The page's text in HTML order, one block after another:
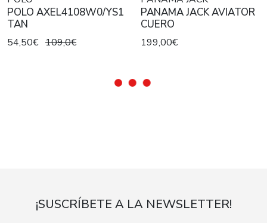
POLO AXEL4108W0/YS1
TAN
54,50€ 109,0€
PANAMA JACK AVIATOR
CUERO
199,00€
¡SUSCRÍBETE A LA NEWSLETTER!